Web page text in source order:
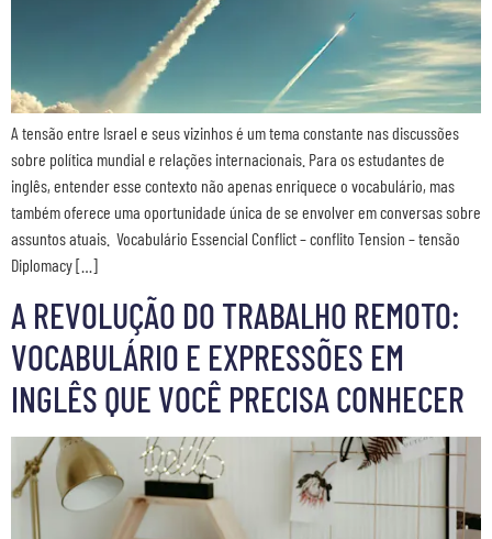
A tensão entre Israel e seus vizinhos é um tema constante nas discussões
sobre política mundial e relações internacionais. Para os estudantes de
inglês, entender esse contexto não apenas enriquece o vocabulário, mas
também oferece uma oportunidade única de se envolver em conversas sobre
assuntos atuais. Vocabulário Essencial Conflict – conflito Tension – tensão
Diplomacy […]
A REVOLUÇÃO DO TRABALHO REMOTO:
VOCABULÁRIO E EXPRESSÕES EM
INGLÊS QUE VOCÊ PRECISA CONHECER